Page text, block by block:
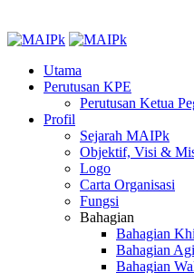
Utama
Perutusan KPE
Perutusan Ketua
Profil
Sejarah MAIPk
Objektif, Visi &
Logo
Carta Organisasi
Fungsi
Bahagian
Bahagian
Bahagian
Bahagian